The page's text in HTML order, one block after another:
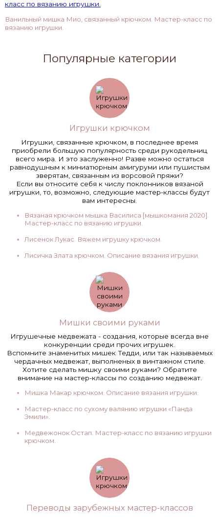
Ванильный мишка Мио, связанный крючком. Мастер-класс по
вязанию игрушки.
Популярные категории
Игрушки крючком
Игрушки, связанные крючком, в последнее время
приобрели большую популярность среди рукодельниц
всего мира. И это заслуженно! Разве можно остаться
равнодушным к миниатюрным амигуруми или пушистым
зверятам, связанным из ворсовой пряжи?
Если вы относите себя к числу поклонников вязаной
игрушки, то, возможно, следующие мастер-классы будут
вам интересны.
Вязаная крючком мышка Василиса [мышкомания 2020].
Мастер-класс по вязанию игрушки.
Лисенок Лукас. Вяжем игрушку крючком.
Лисичка Злата крючком. Описание вязания игрушки.
Мишки своими руками
Игрушечные медвежата - создания, которые всегда вне
конкуренции среди прочих игрушек.
Вспомните знаменитых мишек Тедди, или так называемых
чердачных медвежат, выполненых в винтажном стиле.
Хотите сделать мишку своими руками? Обратите
внимание на мастер-классы по созданию медвежат.
Мишка Макар крючком. Описание вязания игрушки.
Мастер-класс по сухому валянию игрушки «Панда
Эмили».
Медвежонок Остап. Мастер-класс по вязанию игрушки
крючком.
Переводы зарубежных мастер-классов